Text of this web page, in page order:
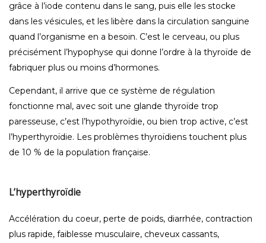
grâce à l’iode contenu dans le sang, puis elle les stocke
dans les vésicules, et les libère dans la circulation sanguine
quand l’organisme en a besoin. C’est le cerveau, ou plus
précisément l’hypophyse qui donne l’ordre à la thyroïde de
fabriquer plus ou moins d’hormones.
Cependant, il arrive que ce système de régulation
fonctionne mal, avec soit une glande thyroïde trop
paresseuse, c’est l’hypothyroïdie, ou bien trop active, c’est
l’hyperthyroïdie. Les problèmes thyroïdiens touchent plus
de 10 % de la population française.
L’hyperthyroïdie
Accélération du coeur, perte de poids, diarrhée, contraction
plus rapide, faiblesse musculaire, cheveux cassants,